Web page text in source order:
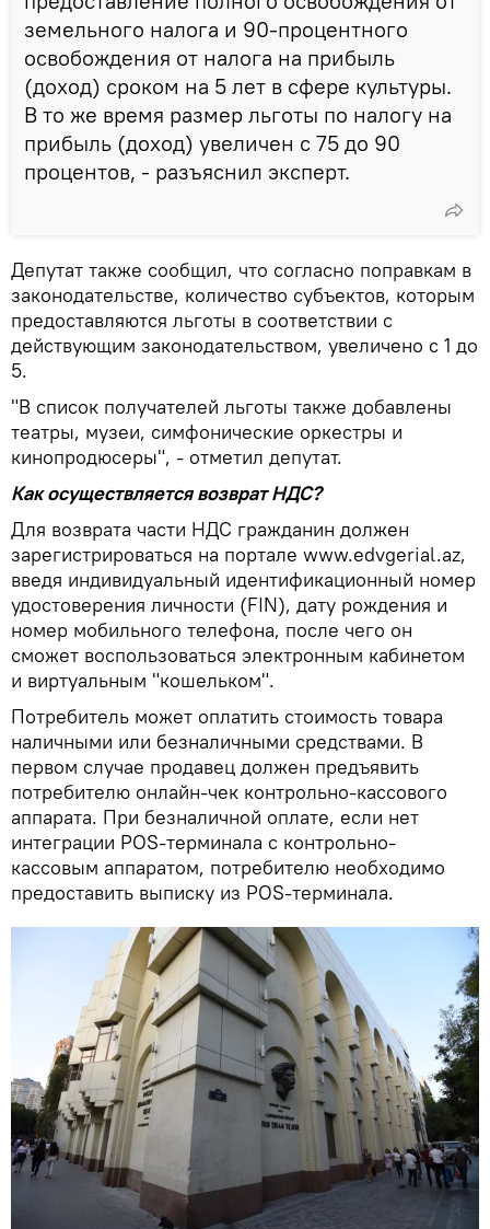
земельного налога и 90-процентного
освобождения от налога на прибыль
(доход) сроком на 5 лет в сфере культуры.
В то же время размер льготы по налогу на
прибыль (доход) увеличен с 75 до 90
процентов, - разъяснил эксперт.
Депутат также сообщил, что согласно поправкам в
законодательстве, количество субъектов, которым
предоставляются льготы в соответствии с
действующим законодательством, увеличено с 1 до
5.
"В список получателей льготы также добавлены
театры, музеи, симфонические оркестры и
кинопродюсеры", - отметил депутат.
Как осуществляется возврат НДС?
Для возврата части НДС гражданин должен
зарегистрироваться на портале www.edvgerial.az,
введя индивидуальный идентификационный номер
удостоверения личности (FIN), дату рождения и
номер мобильного телефона, после чего он
сможет воспользоваться электронным кабинетом
и виртуальным "кошельком".
Потребитель может оплатить стоимость товара
наличными или безналичными средствами. В
первом случае продавец должен предъявить
потребителю онлайн-чек контрольно-кассового
аппарата. При безналичной оплате, если нет
интеграции POS-терминала с контрольно-
кассовым аппаратом, потребителю необходимо
предоставить выписку из POS-терминала.